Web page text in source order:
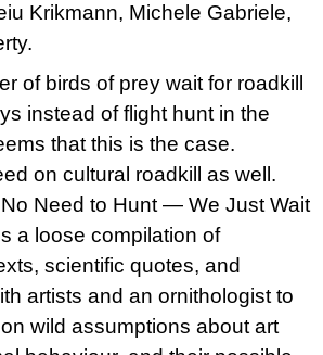
Krikmann, Michele Gabriele,
of birds of prey wait for roadkill
instead of flight hunt in the
that this is the case.
on cultural roadkill as well.
Need to Hunt — We Just Wait
a loose compilation of
scientific quotes, and
artists and an ornithologist to
wild assumptions about art